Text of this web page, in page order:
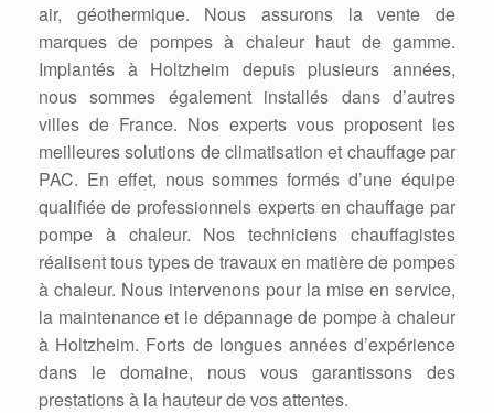
air, géothermique. Nous assurons la vente de
marques de pompes à chaleur haut de gamme.
Implantés à Holtzheim depuis plusieurs années,
nous sommes également installés dans d’autres
villes de France. Nos experts vous proposent les
meilleures solutions de climatisation et chauffage par
PAC. En effet, nous sommes formés d’une équipe
qualifiée de professionnels experts en chauffage par
pompe à chaleur. Nos techniciens chauffagistes
réalisent tous types de travaux en matière de pompes
à chaleur. Nous intervenons pour la mise en service,
la maintenance et le dépannage de pompe à chaleur
à Holtzheim. Forts de longues années d’expérience
dans le domaine, nous vous garantissons des
prestations à la hauteur de vos attentes.